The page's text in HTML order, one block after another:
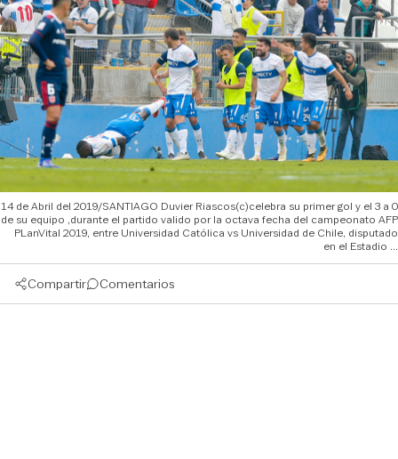
14 de Abril del 2019/SANTIAGO Duvier Riascos(c)celebra su primer gol y el 3 a 0
de su equipo ,durante el partido valido por la octava fecha del campeonato AFP
PLanVital 2019, entre Universidad Católica vs Universidad de Chile, disputado
en el Estadio ...
Compartir Comentarios